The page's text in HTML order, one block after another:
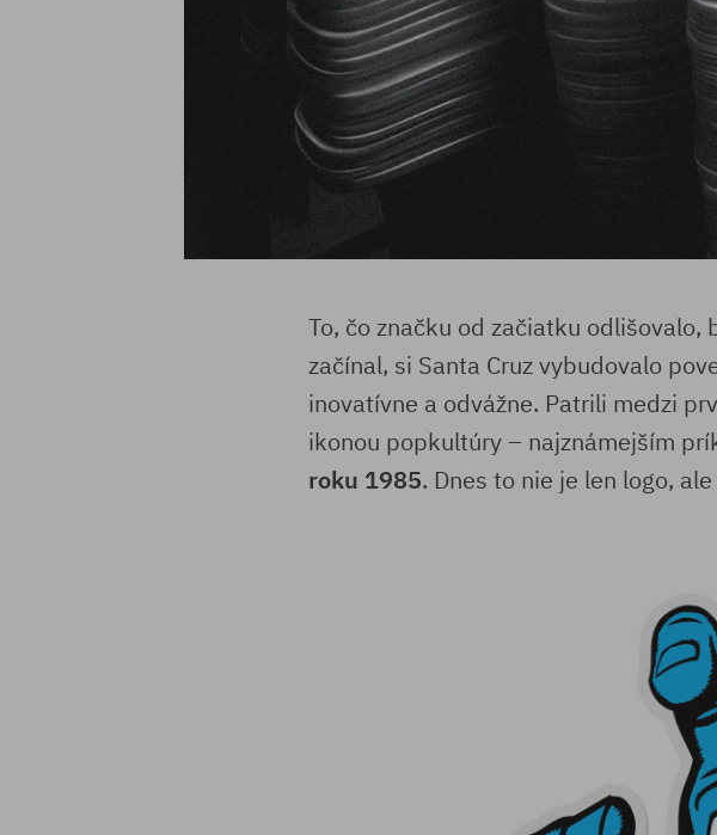
To, čo značku od začiatku
začínal, si Santa Cruz vybudovalo
inovatívne a odvážne. Patrili medzi
ikonou popkultúry – najznámejším
roku 1985. Dnes to nie je len logo,